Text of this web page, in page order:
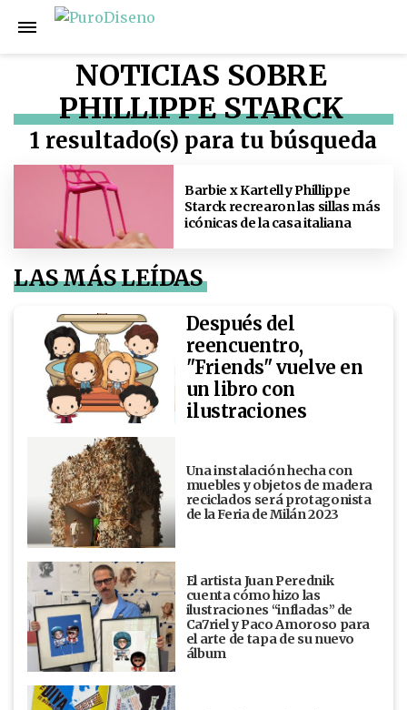
NOTICIAS SOBRE
PHILLIPPE STARCK
1 resultado(s) para tu búsqueda
Barbie x Kartell y Phillippe
Starck recrearon las sillas más
icónicas de la casa italiana
LAS MÁS LEÍDAS
Después del
reencuentro,
"Friends" vuelve en
un libro con
ilustraciones
Una instalación hecha con
muebles y objetos de madera
reciclados será protagonista
de la Feria de Milán 2023
El artista Juan Perednik
cuenta cómo hizo las
ilustraciones “infladas” de
Ca7riel y Paco Amoroso para
el arte de tapa de su nuevo
álbum